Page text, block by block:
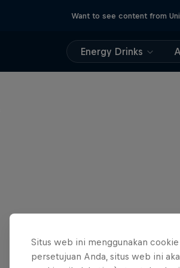
Want to see content from
Energy Drinks
Situs web ini menggunakan
persetujuan Anda, situs web ini